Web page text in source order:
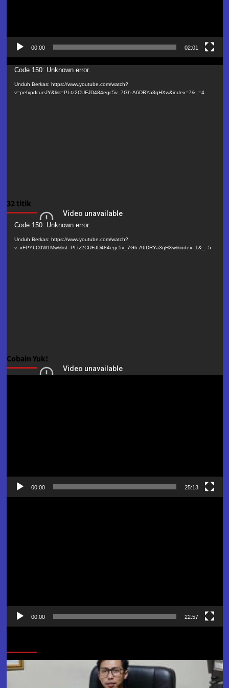
00:00 02:01
Pemutar
Video
Code 150: Unknown error.
Unduh Berkas: https://www.youtube.com/watch?
v=pefxpdcueJY&list=PLtz2CUFJD484egc5v_7Gh-A6DRYa3qHXw&index=7&_=4
32 titik
Pemutar
Video
Code 150: Unknown error.
Unduh Berkas: https://www.youtube.com/watch?
v=xFPY6C0W1Mw&list=PLtz2CUFJD484egc5v_7Gh-A6DRYa3qHXw&index=1&_=5
Cobain Yuk!
00:00 25:13
00:00 22:57